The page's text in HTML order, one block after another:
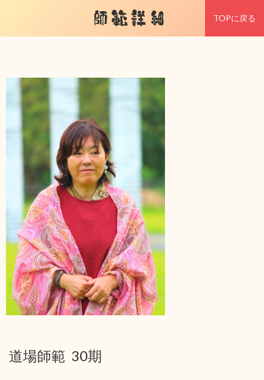
師範詳細 TOPに戻る
道場師範 30期